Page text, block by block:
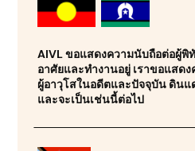
AIVL ขอแสดงความนับถือต่อผู้พิ
อาศัยและทำงานอยู่ เราขอแสด
ผู้อาวุโสในอดีตและปัจจุบัน ดินแ
และจะเป็นเช่นนี้ต่อไป